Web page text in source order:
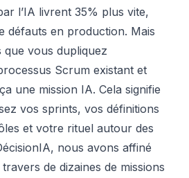
l’IA livrent 35% plus vite,
défauts en production. Mais
que vous dupliquez
Scrum existant et
une mission IA. Cela signifie
vos sprints, vos définitions
et votre rituel autour des
nous avons affiné
de dizaines de missions